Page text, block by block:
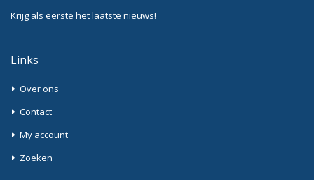
Krijg als eerste het laatste nieuws!
Links
Over ons
Contact
My account
Zoeken